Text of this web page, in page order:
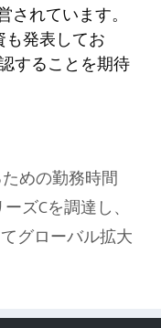
されています。
も発表してお
することを期待
めの勤務時間
ズCを調達し、
グローバル拡大